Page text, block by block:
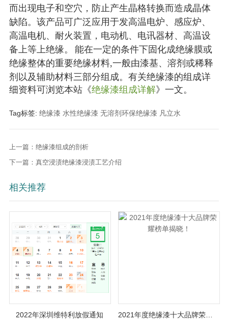
而出现电子和空穴，防止产生晶格转换而造成晶体
缺陷。该产品可广泛应用于发高温电炉、感应炉、
高温电机、耐火装置，电动机、电讯器材、高温设
备上等上绝缘。
能在一定的条件下固化成绝缘膜或
绝缘整体的重要绝缘材料,一般由漆基、溶剂或稀释
剂以及辅助材料三部分组成。有关绝缘漆的组成详
细资料可浏览本站《绝缘漆组成详解》一文。
Tag标签: 绝缘漆 水性绝缘漆 无溶剂环保绝缘漆 凡立水
上一篇：绝缘漆组成的剖析
下一篇：真空浸渍绝缘漆浸渍工艺介绍
相关推荐
2022年深圳维特利放假通知